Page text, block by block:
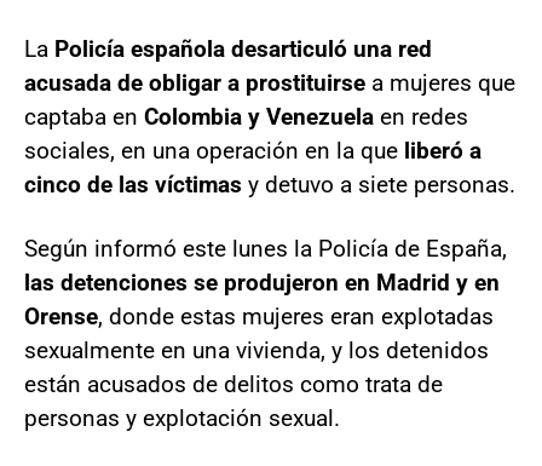
La Policía española desarticuló una red
acusada de obligar a prostituirse a mujeres que
captaba en Colombia y Venezuela en redes
sociales, en una operación en la que liberó a
cinco de las víctimas y detuvo a siete personas.
Según informó este lunes la Policía de España,
las detenciones se produjeron en Madrid y en
Orense, donde estas mujeres eran explotadas
sexualmente en una vivienda, y los detenidos
están acusados de delitos como trata de
personas y explotación sexual.